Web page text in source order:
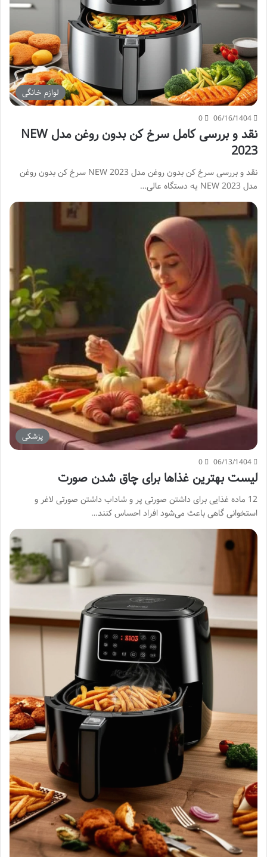
لوازم خانگی
06/16/1404
0
نقد و بررسی کامل سرخ کن بدون روغن مدل NEW
2023
نقد و بررسی سرخ کن بدون روغن مدل NEW 2023 سرخ کن بدون روغن
مدل NEW 2023 یه دستگاه عالی…
پزشکی
06/13/1404
0
لیست بهترین غذاها برای چاق شدن صورت
12 ماده غذایی برای داشتن صورتی پر و شاداب داشتن صورتی لاغر و
استخوانی گاهی باعث می‌شود افراد احساس کنند…